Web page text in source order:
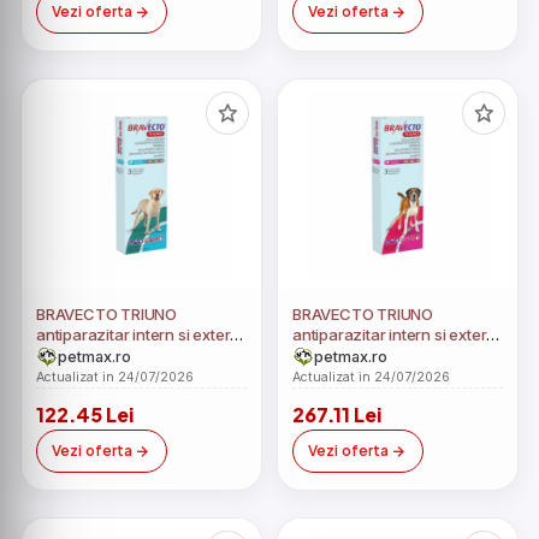
Vezi oferta Vezi oferta
BRAVECTO TRIUNO
antiparazitar intern si extern
pentru caini 400mg (20-40
kg) - 3 tablete masticabile
petmax.ro
Actualizat in 24/07/2026
122.45 Lei
Vezi oferta
BRAVECTO TRIUNO
antiparazitar intern si extern
pentru caini 600mg (40-60
kg) - 3 tablete masticabile
petmax.ro
Actualizat in 24/07/2026
267.11 Lei
Vezi oferta